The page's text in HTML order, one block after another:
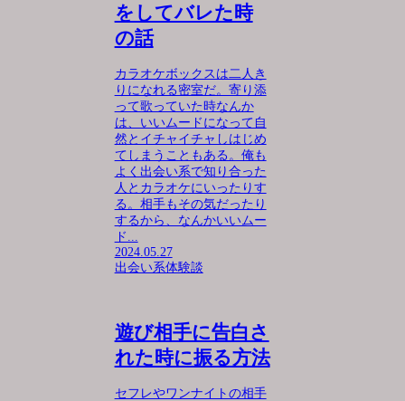
をしてバレた時
の話
カラオケボックスは二人き
りになれる密室だ。寄り添
って歌っていた時なんか
は、いいムードになって自
然とイチャイチャしはじめ
てしまうこともある。俺も
よく出会い系で知り合った
人とカラオケにいったりす
る。相手もその気だったり
するから、なんかいいムー
ド...
2024.05.27
出会い系体験談
遊び相手に告白さ
れた時に振る方法
セフレやワンナイトの相手